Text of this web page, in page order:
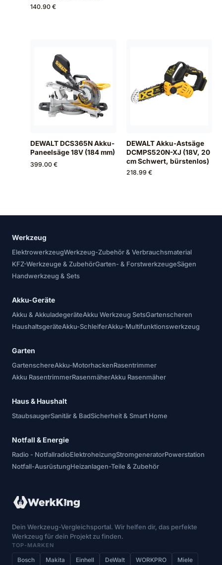
140.90 €
DEWALT DCS365N Akku-
Paneelsäge 18V (184 mm)
399.00 €
DEWALT Akku-Astsäge
DCMPS520N-XJ (18V, 20
cm Schwert, bürstenlos)
218.99 €
Werkzeug
ElektrowerkzeugWerkzeug-Zubehör & Verbrauchsmaterial
KFZ-Werkzeuge & ZubehörGarten- & ForstwerkzeugeSägen
Handwerkzeug & Sets
Akku-Geräte
Akku & AkkuladegeräteAkku Werkzeug SetsGartenscheren
HaushaltsgeräteAkku-SchleiferAkku-Multifunktionswerkzeug
Garten
GartenschereAkku-MotorhackenRasentrimmer
Akku RasentrimmerRasenmäherAkku Rasenmäher
Haus & Haushalt
StaubsaugerSanitär & BadSicherheit & Smart Home
Notfall & Energie
Radio - NotfallradioElektroheizungStromgeneratorPowerstation
Notfall-AusrüstungHeizanlagen-Teile & Zubehör
Dein Werkzeug-Vergleichsportal. Wir helfen dir, das perfekte
Werkzeug für dein Projekt zu finden.
TOP-MARKEN
Bosch Makita Einhell DeWalt WORKPRO Miele